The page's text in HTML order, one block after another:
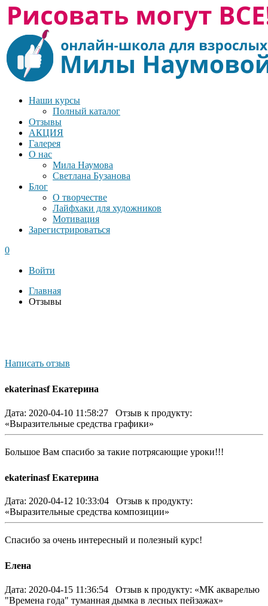
Наши курсы
Полный каталог
Отзывы
АКЦИЯ
Галерея
О нас
Мила Наумова
Светлана Бузанова
Блог
О творчестве
Лайфхаки для художников
Мотивация
Зарегистрироваться
0
Войти
Главная
Отзывы
Написать отзыв
ekaterinasf Екатерина
Дата: 2020-04-10 11:58:27
Отзыв к продукту:
«Выразительные средства графики»
Большое Вам спасибо за такие потрясающие уроки!!!
ekaterinasf Екатерина
Дата: 2020-04-12 10:33:04
Отзыв к продукту:
«Выразительные средства композиции»
Спасибо за очень интересный и полезный курс!
Елена
Дата: 2020-04-15 11:36:54
Отзыв к продукту: «МК акварелью
"Времена года" туманная дымка в лесных пейзажах»